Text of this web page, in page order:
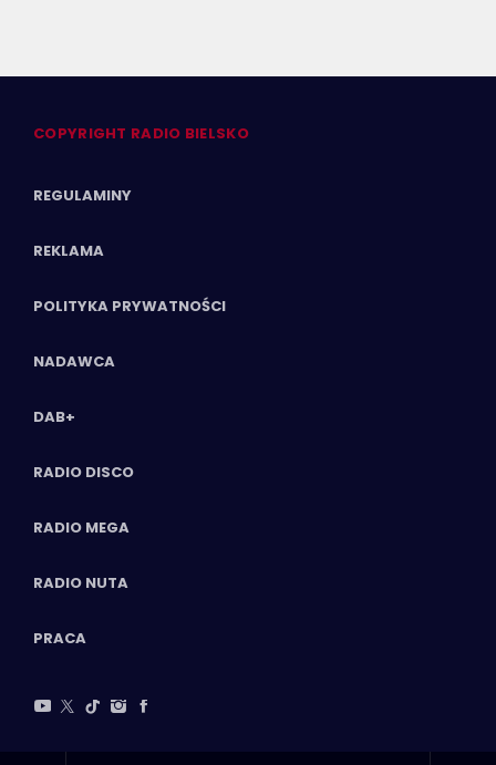
COPYRIGHT RADIO BIELSKO
REGULAMINY
REKLAMA
POLITYKA PRYWATNOŚCI
NADAWCA
DAB+
RADIO DISCO
RADIO MEGA
RADIO NUTA
PRACA